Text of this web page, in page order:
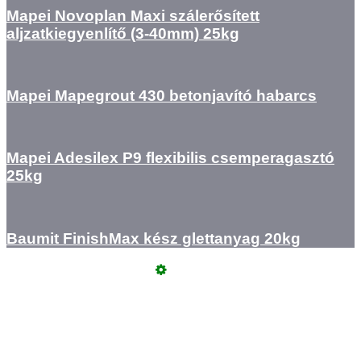
Mapei Novoplan Maxi szálerősített
aljzatkiegyenlítő (3-40mm) 25kg
Mapei Mapegrout 430 betonjavító habarcs
Mapei Adesilex P9 flexibilis csemperagasztó
25kg
Baumit FinishMax kész glettanyag 20kg